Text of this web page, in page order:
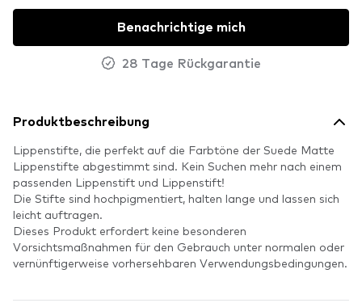
Benachrichtige mich
28 Tage Rückgarantie
Produktbeschreibung
Lippenstifte, die perfekt auf die Farbtöne der Suede Matte
Lippenstifte abgestimmt sind. Kein Suchen mehr nach einem
passenden Lippenstift und Lippenstift!
Die Stifte sind hochpigmentiert, halten lange und lassen sich
leicht auftragen.
Dieses Produkt erfordert keine besonderen
Vorsichtsmaßnahmen für den Gebrauch unter normalen oder
vernünftigerweise vorhersehbaren Verwendungsbedingungen.